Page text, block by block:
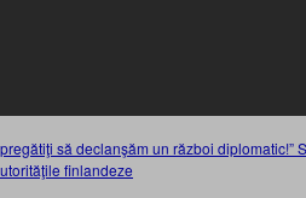
să declanşăm un război diplomatic!”
finlandeze